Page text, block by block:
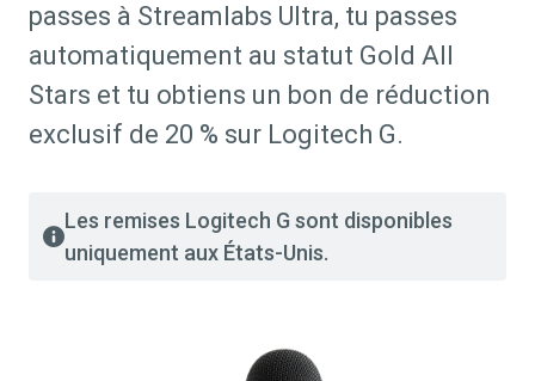
passes à Streamlabs Ultra, tu passes
automatiquement au statut Gold All
Stars et tu obtiens un bon de réduction
exclusif de 20 % sur Logitech G.
Les remises Logitech G sont disponibles
uniquement aux États-Unis.